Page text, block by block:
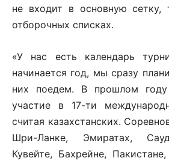
не входит в основную сетку,
отборочных списках.
«У нас есть календарь
начинается год, мы сразу
них поедем. В прошлом
участие в 17-ти
считая казахстанских.
Шри-Ланке, Эмиратах,
Кувейте, Бахрейне,